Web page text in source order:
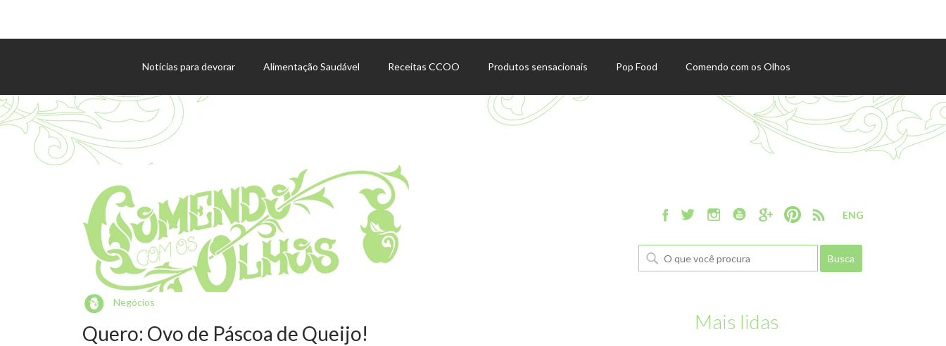
Notícias para devorar Alimentação Saudável Receitas CCOO Produtos sensacionais Pop Food Comendo com os Olhos
Agenda de eventos
ENG
Negócios
Quero: Ovo de Páscoa de Queijo! Mais lidas